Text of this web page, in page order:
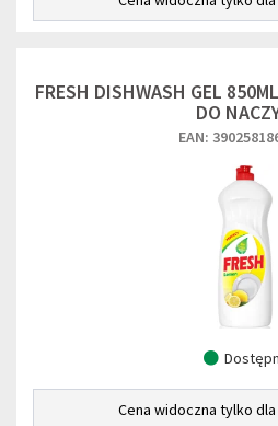
FRESH DISHWASH GEL
DO
EAN:
Cena widoczna tylko